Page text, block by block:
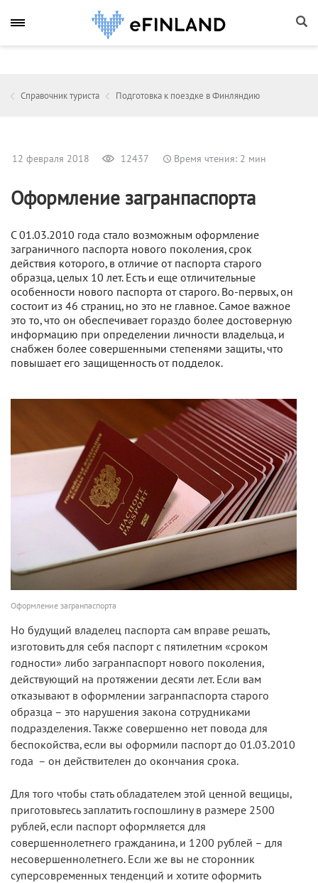
Справочник туриста Подготовка к поездке в Финляндию
12 февраля 2018 12437 Время чтения: 2 мин
Оформление загранпаспорта
С 01.03.2010 года стало возможным оформление
заграничного паспорта нового поколения, срок
действия которого, в отличие от паспорта старого
образца, целых 10 лет. Есть и еще отличительные
особенности нового паспорта от старого. Во-первых, он
состоит из 46 страниц, но это не главное. Самое важное
это то, что он обеспечивает гораздо более достоверную
информацию при определении личности владельца, и
снабжен более совершенными степенями защиты, что
повышает его защищенность от подделок.
Оформление загранпаспорта
Но будущий владелец паспорта сам вправе решать,
изготовить для себя паспорт с пятилетним «сроком
годности» либо загранпаспорт нового поколения,
действующий на протяжении десяти лет. Если вам
отказывают в оформлении загранпаспорта старого
образца – это нарушения закона сотрудниками
подразделения. Также совершенно нет повода для
беспокойства, если вы оформили паспорт до 01.03.2010
года – он действителен до окончания срока.
Для того чтобы стать обладателем этой ценной вещицы,
приготовьтесь заплатить госпошлину в размере 2500
рублей, если паспорт оформляется для
совершеннолетнего гражданина, и 1200 рублей – для
несовершеннолетнего. Если же вы не сторонник
суперсовременных тенденций и хотите оформить